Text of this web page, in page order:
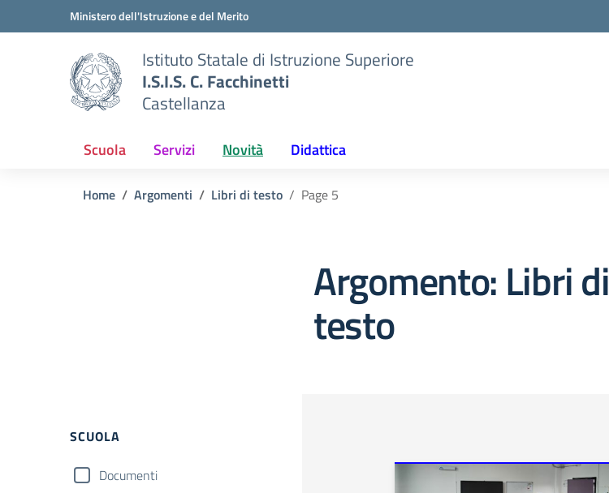
Vai ai contenuti
Vai al menu di navigazioneMinistero dell'Istruzione e del Merito
Istituto Statale di Istruzione Superiore
I.S.I.S. C. Facchinetti
Castellanza
Scuola Servizi Novità Didattica
Home Argomenti Libri di testo Page 5
Argomento: Libri di
testo
SCUOLA
Documenti